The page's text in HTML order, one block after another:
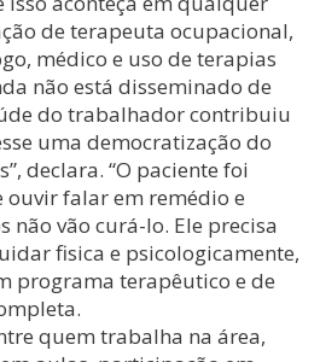
de terapeuta ocupacional,
médico e uso de terapias
não está disseminado de
do trabalhador contribuiu
uma democratização do
declara. “O paciente foi
falar em remédio e
não vão curá-lo. Ele precisa
fisica e psicologicamente,
programa terapêutico e de
quem trabalha na área,